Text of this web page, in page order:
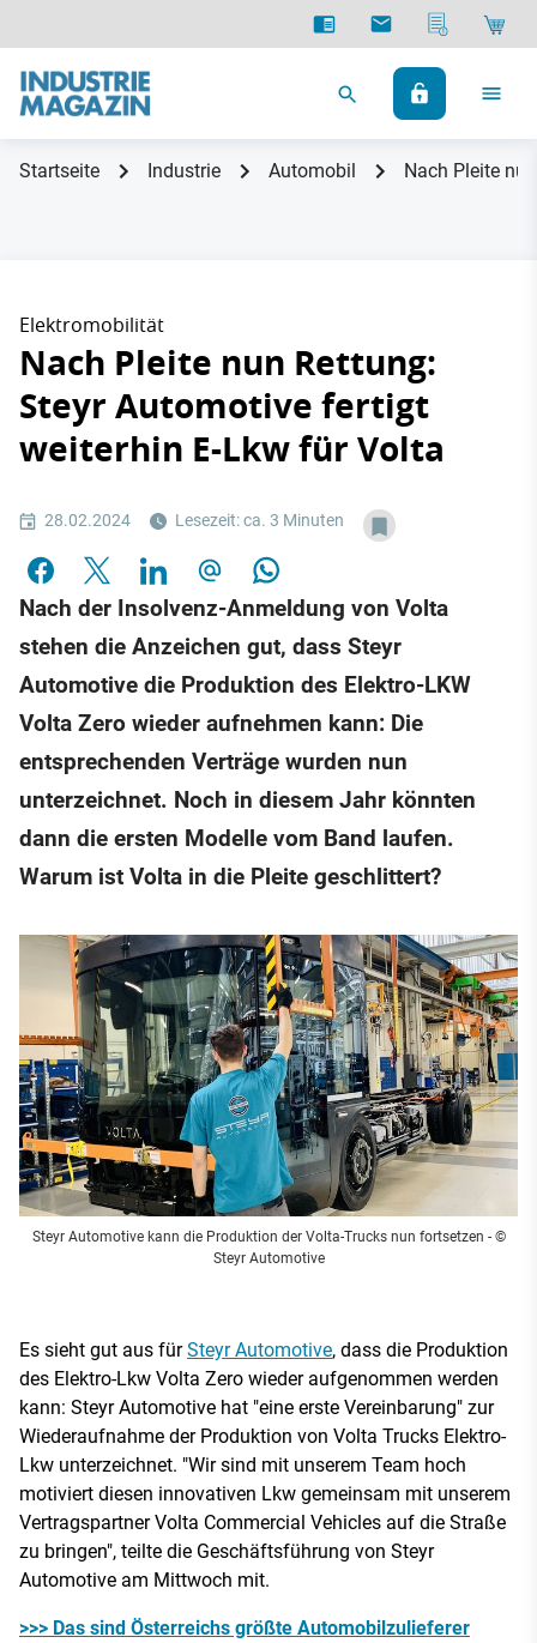
Startseite Industrie Automobil Nach Pleite
Elektromobilität
Nach Pleite nun Rettung:
Steyr Automotive fertigt
weiterhin E-Lkw für Volta
28.02.2024 Lesezeit: ca. 3 Minuten
Nach der Insolvenz-Anmeldung von Volta
stehen die Anzeichen gut, dass Steyr
Automotive die Produktion des Elektro-LKW
Volta Zero wieder aufnehmen kann: Die
entsprechenden Verträge wurden nun
unterzeichnet. Noch in diesem Jahr könnten
dann die ersten Modelle vom Band laufen.
Warum ist Volta in die Pleite geschlittert?
Steyr Automotive kann die Produktion der Volta-Trucks nun fortsetzen - ©
Steyr Automotive
Es sieht gut aus fürSteyr Automotive, dass die Produktion
des Elektro-Lkw Volta Zero wieder aufgenommen werden
kann: Steyr Automotive hat "eine erste Vereinbarung" zur
Wiederaufnahme der Produktion von Volta Trucks Elektro-
Lkw unterzeichnet. "Wir sind mit unserem Team hoch
motiviert diesen innovativen Lkw gemeinsam mit unserem
Vertragspartner Volta Commercial Vehicles auf die Straße
zu bringen", teilte die Geschäftsführung von Steyr
Automotive am Mittwoch mit.
>>> Das sind Österreichs größte Automobilzulieferer